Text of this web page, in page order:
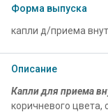
Форма выпуска
капли д/приема
Описание
Капли для приема
коричневого цвета,